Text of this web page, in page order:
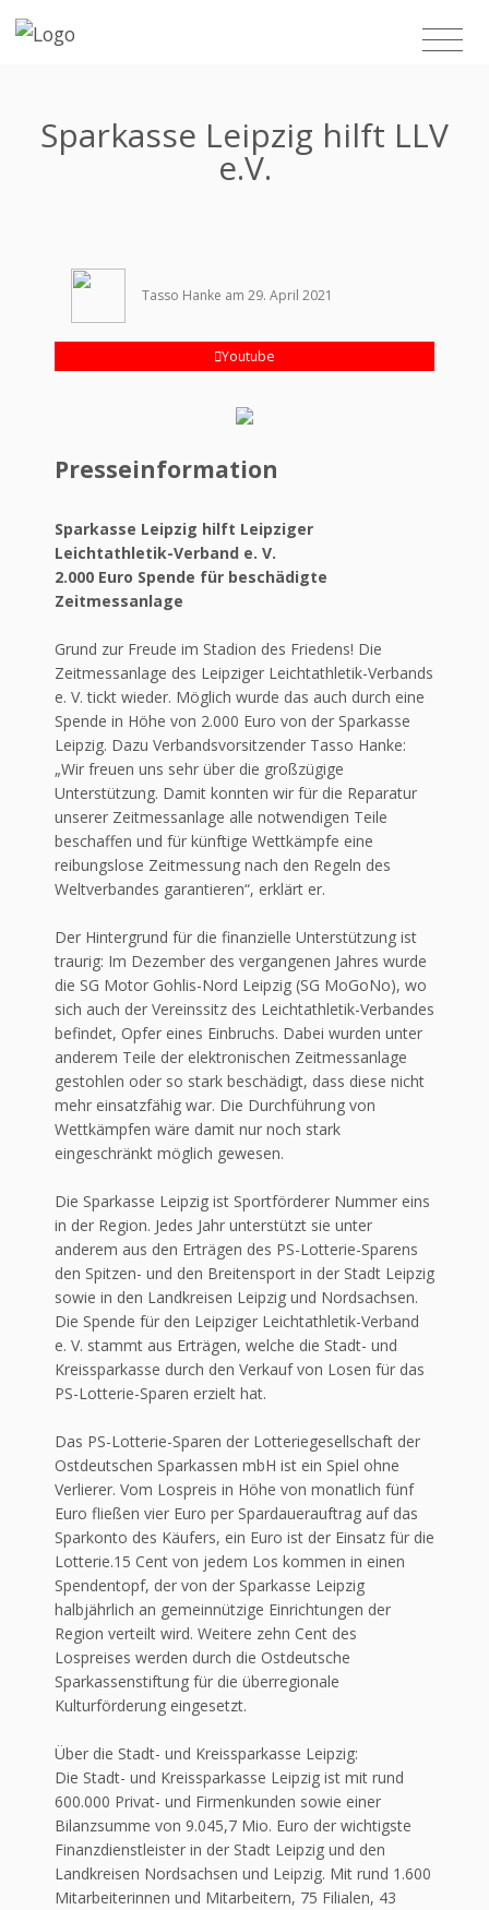
Sparkasse Leipzig hilft LLV
e.V.
Tasso Hanke am 29. April 2021
Youtube
Presseinformation
Sparkasse Leipzig hilft Leipziger
Leichtathletik-Verband e. V.
2.000 Euro Spende für beschädigte
Zeitmessanlage
Grund zur Freude im Stadion des Friedens! Die
Zeitmessanlage des Leipziger Leichtathletik-Verbands
e. V. tickt wieder. Möglich wurde das auch durch eine
Spende in Höhe von 2.000 Euro von der Sparkasse
Leipzig. Dazu Verbandsvorsitzender Tasso Hanke:
„Wir freuen uns sehr über die großzügige
Unterstützung. Damit konnten wir für die Reparatur
unserer Zeitmessanlage alle notwendigen Teile
beschaffen und für künftige Wettkämpfe eine
reibungslose Zeitmessung nach den Regeln des
Weltverbandes garantieren“, erklärt er.
Der Hintergrund für die finanzielle Unterstützung ist
traurig: Im Dezember des vergangenen Jahres wurde
die SG Motor Gohlis-Nord Leipzig (SG MoGoNo), wo
sich auch der Vereinssitz des Leichtathletik-Verbandes
befindet, Opfer eines Einbruchs. Dabei wurden unter
anderem Teile der elektronischen Zeitmessanlage
gestohlen oder so stark beschädigt, dass diese nicht
mehr einsatzfähig war. Die Durchführung von
Wettkämpfen wäre damit nur noch stark
eingeschränkt möglich gewesen.
Die Sparkasse Leipzig ist Sportförderer Nummer eins
in der Region. Jedes Jahr unterstützt sie unter
anderem aus den Erträgen des PS-Lotterie-Sparens
den Spitzen- und den Breitensport in der Stadt Leipzig
sowie in den Landkreisen Leipzig und Nordsachsen.
Die Spende für den Leipziger Leichtathletik-Verband
e. V. stammt aus Erträgen, welche die Stadt- und
Kreissparkasse durch den Verkauf von Losen für das
PS-Lotterie-Sparen erzielt hat.
Das PS-Lotterie-Sparen der Lotteriegesellschaft der
Ostdeutschen Sparkassen mbH ist ein Spiel ohne
Verlierer. Vom Lospreis in Höhe von monatlich fünf
Euro fließen vier Euro per Spardauerauftrag auf das
Sparkonto des Käufers, ein Euro ist der Einsatz für die
Lotterie.15 Cent von jedem Los kommen in einen
Spendentopf, der von der Sparkasse Leipzig
halbjährlich an gemeinnützige Einrichtungen der
Region verteilt wird. Weitere zehn Cent des
Lospreises werden durch die Ostdeutsche
Sparkassenstiftung für die überregionale
Kulturförderung eingesetzt.
Über die Stadt- und Kreissparkasse Leipzig:
Die Stadt- und Kreissparkasse Leipzig ist mit rund
600.000 Privat- und Firmenkunden sowie einer
Bilanzsumme von 9.045,7 Mio. Euro der wichtigste
Finanzdienstleister in der Stadt Leipzig und den
Landkreisen Nordsachsen und Leipzig. Mit rund 1.600
Mitarbeiterinnen und Mitarbeitern, 75 Filialen, 43